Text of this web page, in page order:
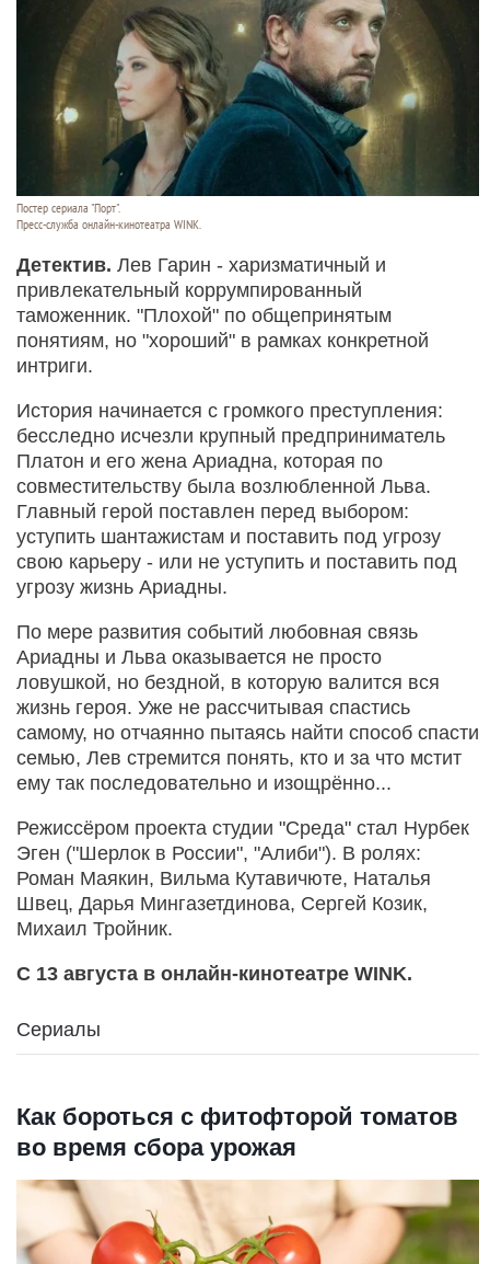
Постер сериала "Порт".
Пресс-служба онлайн-кинотеатра WINK.
Детектив. Лев Гарин - харизматичный и
привлекательный коррумпированный
таможенник. "Плохой" по общепринятым
понятиям, но "хороший" в рамках конкретной
интриги.
История начинается с громкого преступления:
бесследно исчезли крупный предприниматель
Платон и его жена Ариадна, которая по
совместительству была возлюбленной Льва.
Главный герой поставлен перед выбором:
уступить шантажистам и поставить под угрозу
свою карьеру - или не уступить и поставить под
угрозу жизнь Ариадны.
По мере развития событий любовная связь
Ариадны и Льва оказывается не просто
ловушкой, но бездной, в которую валится вся
жизнь героя. Уже не рассчитывая спастись
самому, но отчаянно пытаясь найти способ спасти
семью, Лев стремится понять, кто и за что мстит
ему так последовательно и изощрённо...
Режиссёром проекта студии "Среда" стал Нурбек
Эген ("Шерлок в России", "Алиби"). В ролях:
Роман Маякин, Вильма Кутавичюте, Наталья
Швец, Дарья Мингазетдинова, Сергей Козик,
Михаил Тройник.
С 13 августа в онлайн-кинотеатре WINK.
Сериалы
Как бороться с фитофторой томатов
во время сбора урожая